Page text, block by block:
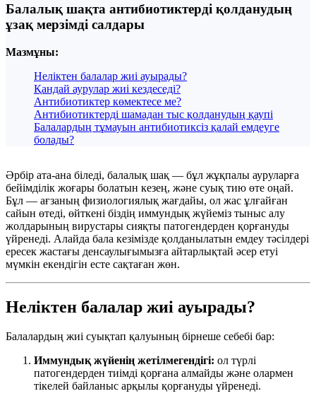
Балалық шақта антибиотиктерді қолданудың
ұзақ мерзімді салдары
Мазмұны:
Неліктен балалар жиі ауырады?
Қандай аурулар жиі кездеседі?
Антибиотиктер көмектесе ме?
Антибиотиктерді шамадан тыс қолданудың қаупі
Балалардың тұмауын антибиотиксіз қалай емдеуге
болады?
Әрбір ата-ана біледі, балалық шақ — бұл жұқпалы ауруларға
бейімділік жоғары болатын кезең, және суық тию өте оңай.
Бұл — ағзаның физиологиялық жағдайы, ол жас ұлғайған
сайын өтеді, өйткені біздің иммундық жүйеміз тыныс алу
жолдарының вирустары сияқты патогендерден қорғануды
үйренеді. Алайда бала кезімізде қолданылатын емдеу тәсілдері
ересек жастағы денсаулығымызға айтарлықтай әсер етуі
мүмкін екендігін есте сақтаған жөн.
Неліктен балалар жиі ауырады?
Балалардың жиі суықтап қалуының бірнеше себебі бар:
Иммундық жүйенің жетілмегендігі: ол түрлі
патогендерден тиімді қорғана алмайды және олармен
тікелей байланыс арқылы қорғануды үйренеді.